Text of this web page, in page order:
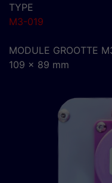
TYPE
M3-019
MODULE GROOTTE
109 x 89 mm